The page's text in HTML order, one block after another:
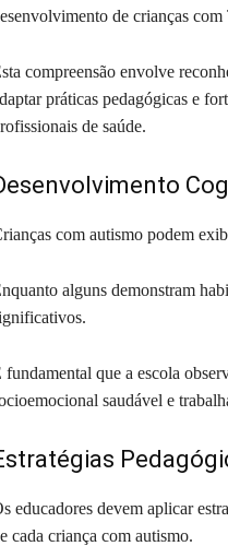
de crianças
compreensão envolve
práticas pedagógicas e
de saúde.
com autismo podem
alguns demonstram
fundamental que a escola
saudável e
educadores devem aplicar
cada criança com autismo.